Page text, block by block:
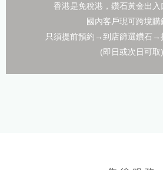
香港是免稅港，鑽石黃金出入
國內客戶現可跨境購
只須提前預約→到店篩選鑽石
(即日或次日可取)